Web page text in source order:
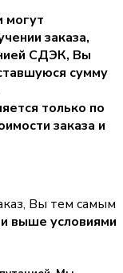
могут
заказа,
СДЭК, Вы
сумму
только по
заказа и
Вы тем самым
выше условиями